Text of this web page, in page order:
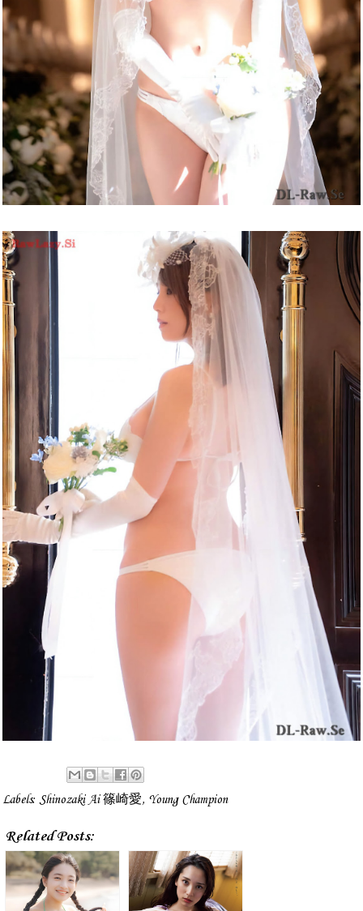
Labels: Shinozaki Ai 篠崎愛, Young Champion
Related Posts: